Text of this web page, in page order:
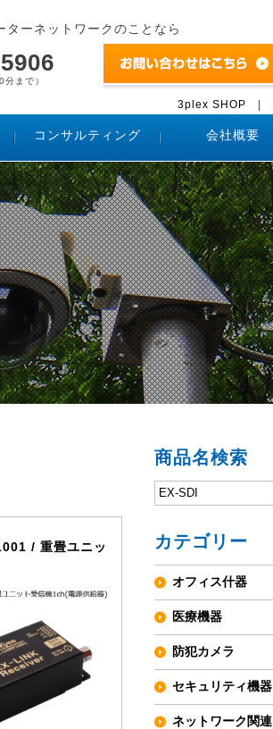
ターネットワークのことなら
まで）
3plex SHOP
コンサルティング 会社概要
商品名検索
カテゴリー
オフィス什器
医療機器
防犯カメラ
セキュリティ機器
ネットワーク関連
/ 重畳ユニッ